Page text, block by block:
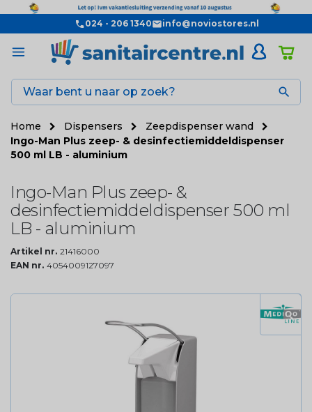
024 - 206 1340 info@noviostores.nl

Home Dispensers
Zeepdispenser wand
Ingo-Man Plus zeep- & desinfectiemiddeldispenser
500 ml LB - aluminium
Ingo-Man Plus zeep- &
desinfectiemiddeldispenser 500 ml
LB - aluminium
Artikel nr. 21416000
EAN nr. 4054009127097